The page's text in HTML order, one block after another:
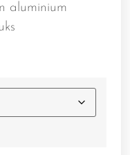
aluminium